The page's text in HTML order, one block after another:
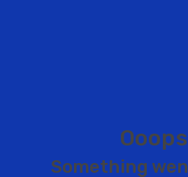
Ooops
Something wen